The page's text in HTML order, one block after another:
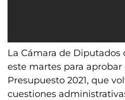
La Cámara de Diputados
este martes para aprobar
Presupuesto 2021, que
cuestiones